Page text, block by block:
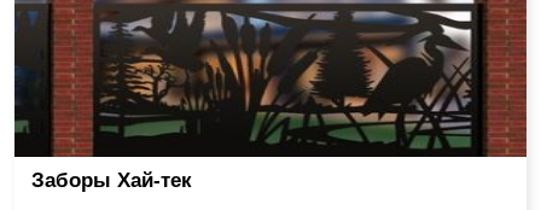
Заборы Хай-тек